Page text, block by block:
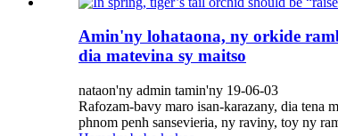
Amin'ny lohataona, ny orkide
dia matevina sy maitso
nataon'ny admin tamin'ny 19-06-03
Rafozam-bavy maro isan-karazany, dia tena
phnom penh sansevieria, ny raviny, toy ny